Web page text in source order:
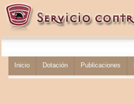
Inicio Dotación Publicaciones